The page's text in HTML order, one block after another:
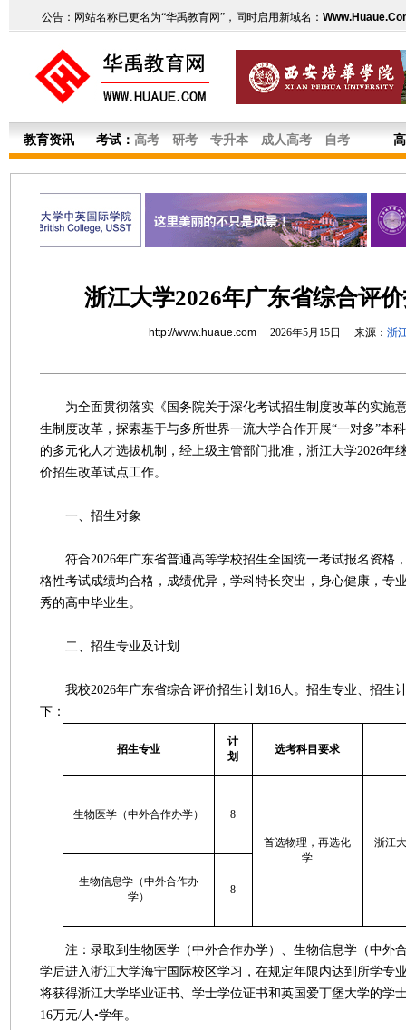
公告：网站名称已更名为“华禹教育网”，同时启用新域名：
教育资讯 考试： 高考 研考 专升本 成人高考 自考
浙江大学2026年广东省综合评
http://www.huaue.com2026年5月15日 来源： 浙
为全面贯彻落实《国务院关于深化考试招生制度改革的实施
生制度改革，探索基于与多所世界一流大学合作开展“一对多”本
的多元化人才选拔机制，经上级主管部门批准，浙江大学2026年
价招生改革试点工作。
一、招生对象
符合2026年广东省普通高等学校招生全国统一考试报名资格
格性考试成绩均合格，成绩优异，学科特长突出，身心健康，专
秀的高中毕业生。
二、招生专业及计划
我校2026年广东省综合评价招生计划16人。招生专业、招生
下：
招生专业
计
划
选考科目要求
生物医学（中外合作办学） 8
首选物理，再选化
学
浙江
生物信息学（中外合作办
学）
8
注：录取到生物医学（中外合作办学）、生物信息学（中外
学后进入浙江大学海宁国际校区学习，在规定年限内达到所学专
将获得浙江大学毕业证书、学士学位证书和英国爱丁堡大学的学
16万元/人•学年。